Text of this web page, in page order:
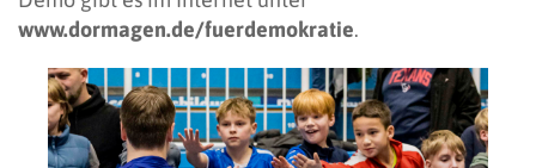
www.dormagen.de/fuerdemokratie.